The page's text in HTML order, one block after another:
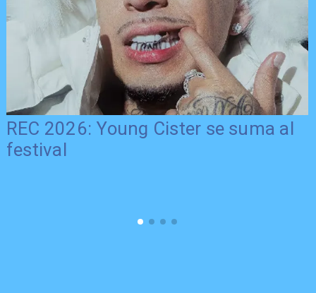
REC 2026: Young Cister se suma al
festival